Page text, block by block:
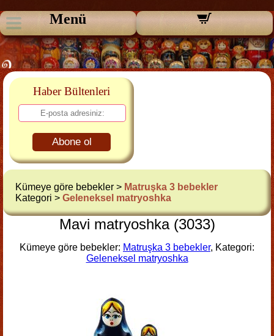
Menü
Haber Bültenleri
Abone ol
Kümeye göre bebekler > Matruşka 3 bebekler
Kategori > Geleneksel matryoshka
Mavi matryoshka (3033)
Kümeye göre bebekler: Matruşka 3 bebekler, Kategori:
Geleneksel matryoshka